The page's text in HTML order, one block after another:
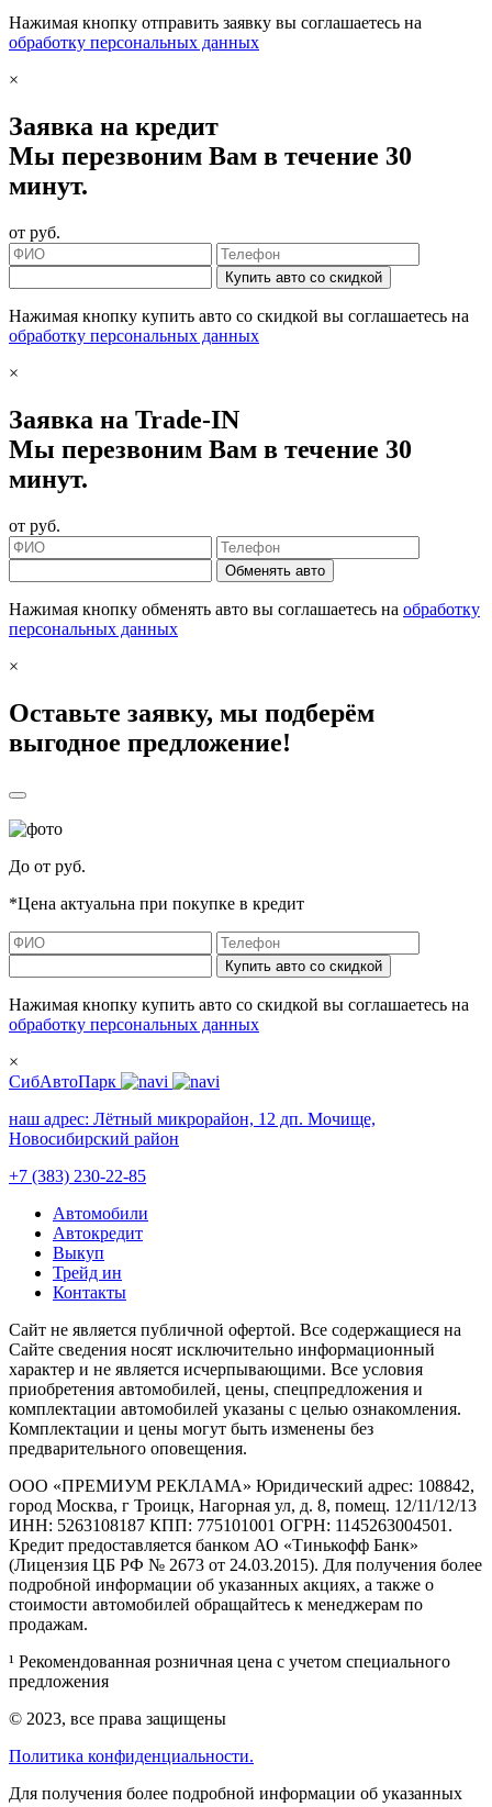
Нажимая кнопку отправить заявку вы соглашаетесь на
обработку персональных данных
×
Заявка на кредит
Мы перезвоним Вам в течение 30
минут.
от руб.
Купить авто со скидкой
Нажимая кнопку купить авто со скидкой вы соглашаетесь на
обработку персональных данных
×
Заявка на Trade-IN
Мы перезвоним Вам в течение 30
минут.
от руб.
Обменять авто
Нажимая кнопку обменять авто вы соглашаетесь на обработку
персональных данных
×
Оставьте заявку, мы подберём
выгодное предложение!
До от руб.
*Цена актуальна при покупке в кредит
Купить авто со скидкой
Нажимая кнопку купить авто со скидкой вы соглашаетесь на
обработку персональных данных
×
СибАвтоПарк
наш адрес: Лётный микрорайон, 12 дп. Мочище,
Новосибирский район
+7 (383) 230-22-85
Автомобили
Автокредит
Выкуп
Трейд ин
Контакты
Cайт не является публичной офертой. Все содержащиеся на
Сайте сведения носят исключительно информационный
характер и не является исчерпывающими. Все условия
приобретения автомобилей, цены, спецпредложения и
комплектации автомобилей указаны с целью ознакомления.
Комплектации и цены могут быть изменены без
предварительного оповещения.
ООО «ПРЕМИУМ РЕКЛАМА» Юридический адрес: 108842,
город Москва, г Троицк, Нагорная ул, д. 8, помещ. 12/11/12/13
ИНН: 5263108187 КПП: 775101001 ОГРН: 1145263004501.
Кредит предоставляется банком АО «Тинькофф Банк»
(Лицензия ЦБ РФ № 2673 от 24.03.2015). Для получения более
подробной информации об указанных акциях, а также о
стоимости автомобилей обращайтесь к менеджерам по
продажам.
¹ Рекомендованная розничная цена с учетом специального
предложения
© 2023, все права защищены
Политика конфиденциальности.
Для получения более подробной информации об указанных